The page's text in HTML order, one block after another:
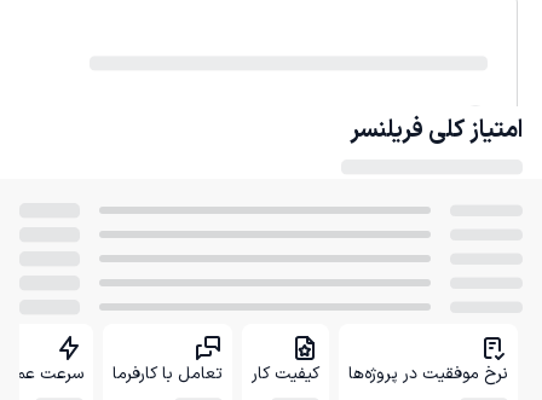
امتیاز کلی فریلنسر
نرخ موفقیت در پروژه‌ها کیفیت کار تعامل با کارفرما سرعت عمل